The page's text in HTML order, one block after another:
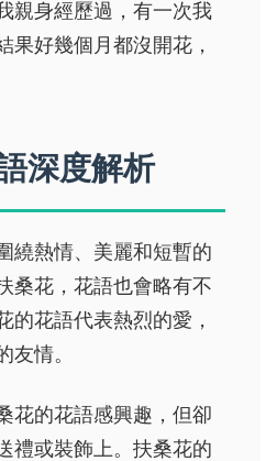
親身經歷過，有一次我
果好幾個月都沒開花，
深度解析
繞熱情、美麗和短暫的
桑花，花語也會略有不
的花語代表熱烈的愛，
友情。
花的花語感興趣，但卻
禮或裝飾上。扶桑花的